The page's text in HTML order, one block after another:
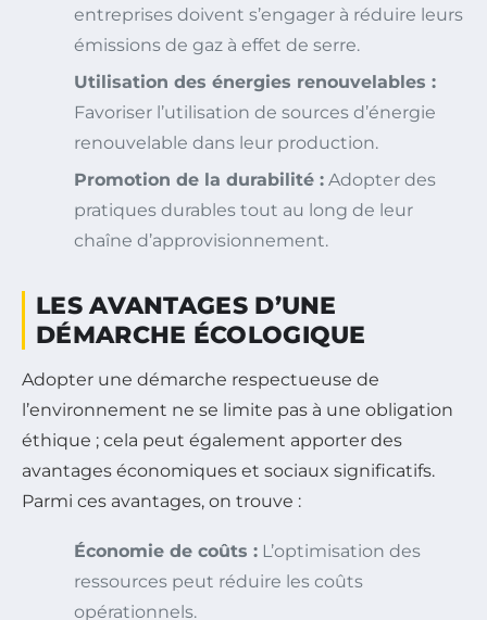
entreprises doivent s’engager à réduire leurs
émissions de gaz à effet de serre.
Utilisation des énergies renouvelables :
Favoriser l’utilisation de sources d’énergie
renouvelable dans leur production.
Promotion de la durabilité : Adopter des
pratiques durables tout au long de leur
chaîne d’approvisionnement.
LES AVANTAGES D’UNE
DÉMARCHE ÉCOLOGIQUE
Adopter une démarche respectueuse de
l’environnement ne se limite pas à une obligation
éthique ; cela peut également apporter des
avantages économiques et sociaux significatifs.
Parmi ces avantages, on trouve :
Économie de coûts : L’optimisation des
ressources peut réduire les coûts
opérationnels.